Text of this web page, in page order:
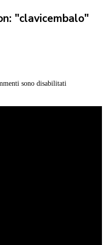
"clavicembalo"
sono disabilitati